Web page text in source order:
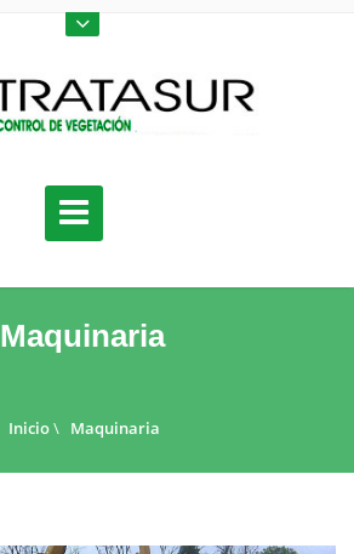
Maquinaria
Inicio\ Maquinaria